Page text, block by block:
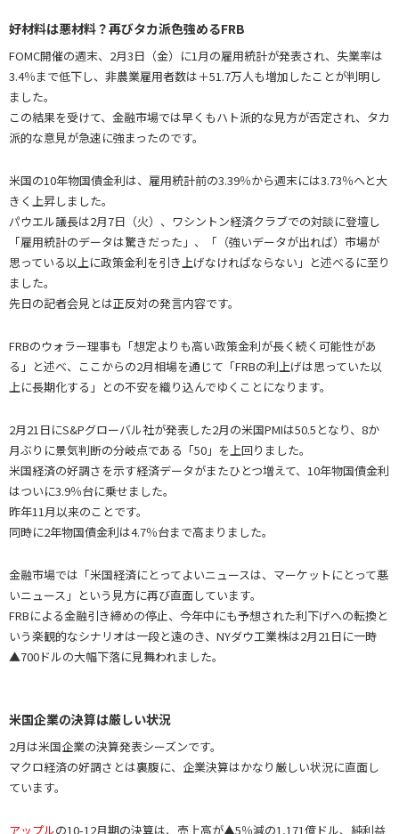
好材料は悪材料？再びタカ派色強めるFRB
FOMC開催の週末、2月3日（金）に1月の雇用統計が発表され、失業率は
3.4％まで低下し、非農業雇用者数は＋51.7万人も増加したことが判明し
ました。
この結果を受けて、金融市場では早くもハト派的な見方が否定され、タカ
派的な意見が急速に強まったのです。
米国の10年物国債金利は、雇用統計前の3.39％から週末には3.73％へと大
きく上昇しました。
パウエル議長は2月7日（火）、ワシントン経済クラブでの対談に登壇し
「雇用統計のデータは驚きだった」、「（強いデータが出れば）市場が
思っている以上に政策金利を引き上げなければならない」と述べるに至り
ました。
先日の記者会見とは正反対の発言内容です。
FRBのウォラー理事も「想定よりも高い政策金利が長く続く可能性があ
る」と述べ、ここからの2月相場を通じて「FRBの利上げは思っていた以
上に長期化する」との不安を織り込んでゆくことになります。
2月21日にS&Pグローバル社が発表した2月の米国PMIは50.5となり、8か
月ぶりに景気判断の分岐点である「50」を上回りました。
米国経済の好調さを示す経済データがまたひとつ増えて、10年物国債金利
はついに3.9％台に乗せました。
昨年11月以来のことです。
同時に2年物国債金利は4.7％台まで高まりました。
金融市場では「米国経済にとってよいニュースは、マーケットにとって悪
いニュース」という見方に再び直面しています。
FRBによる金融引き締めの停止、今年中にも予想された利下げへの転換と
いう楽観的なシナリオは一段と遠のき、NYダウ工業株は2月21日に一時
▲700ドルの大幅下落に見舞われました。
米国企業の決算は厳しい状況
2月は米国企業の決算発表シーズンです。
マクロ経済の好調さとは裏腹に、企業決算はかなり厳しい状況に直面し
ています。
アップルの10-12月期の決算は、売上高が▲5％減の1,171億ドル、純利益